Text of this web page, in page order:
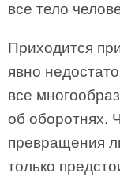
все тело
Приходится
явно
все
об оборотнях.
превращения
только